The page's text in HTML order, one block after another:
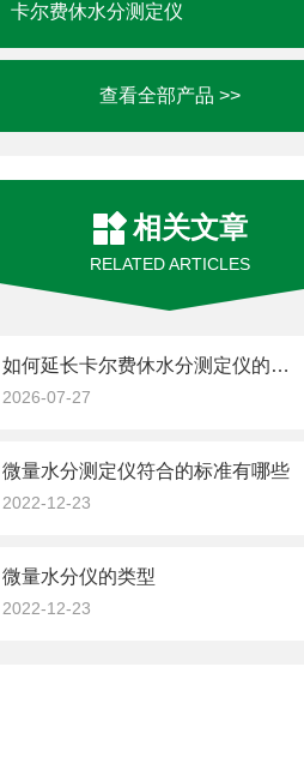
卡尔费休水分测定仪
查看全部产品 >>
相关文章
RELATED ARTICLES
如何延长卡尔费休水分测定仪的使用寿命
2026-07-27
微量水分测定仪符合的标准有哪些
2022-12-23
微量水分仪的类型
2022-12-23